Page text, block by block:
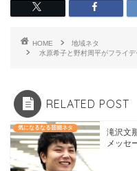
HOME
地域ネタ
水原希子と野村周平がフライ
RELATED POST
気になるなる芸能ネタ
滝沢文
メッセ